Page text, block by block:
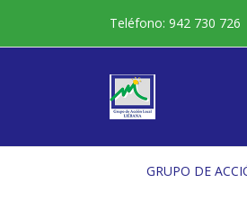
contenido
Teléfono: 942 730 726
GRUPO DE